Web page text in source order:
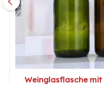
Weinglasflasche mit